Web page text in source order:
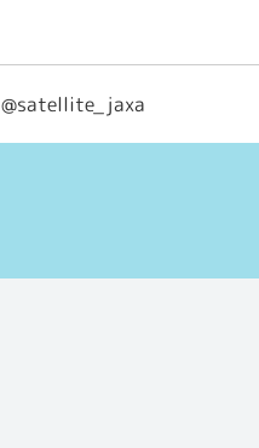
@satellite_jaxa